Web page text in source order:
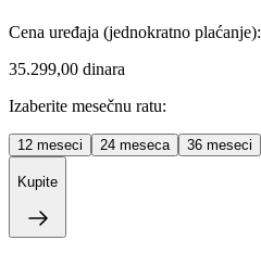
Cena uređaja (jednokratno plaćanje):
35.299,00 dinara
Izaberite mesečnu ratu:
12 meseci 24 meseca 36 meseci
Kupite